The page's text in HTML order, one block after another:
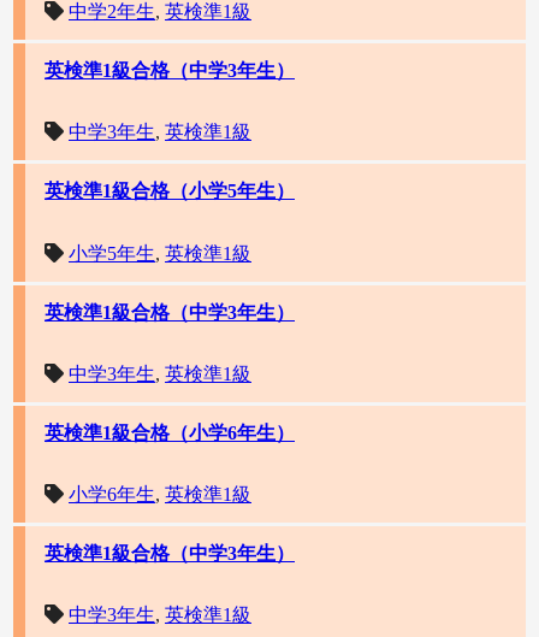
中学2年生, 英検準1級
英検準1級合格（中学3年生）
中学3年生, 英検準1級
英検準1級合格（小学5年生）
小学5年生, 英検準1級
英検準1級合格（中学3年生）
中学3年生, 英検準1級
英検準1級合格（小学6年生）
小学6年生, 英検準1級
英検準1級合格（中学3年生）
中学3年生, 英検準1級